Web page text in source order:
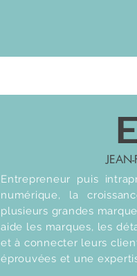
Entrepreneur puis
numérique, la
plusieurs grandes
aide les marques, les
et à connecter leurs
éprouvées et une